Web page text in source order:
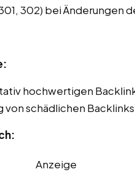
302) bei Änderungen
hochwertigen
schädlichen
Anzeige